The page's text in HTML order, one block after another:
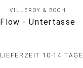
VILLEROY & BOCH
Flow - Untertasse
LIEFERZEIT 10-14 TAGE